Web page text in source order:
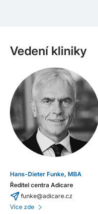
Vedení kliniky
Hans-Dieter Funke, MBA
Ředitel centra Adicare
funke@adicare.cz
Více zde